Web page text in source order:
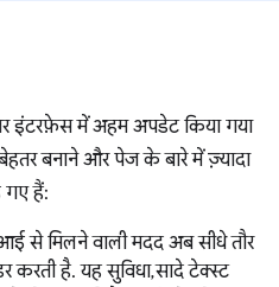
इंटरफ़ेस में अहम अपडेट किया गया
बनाने और पेज के बारे में ज़्यादा
गए हैं:
से मिलने वाली मदद अब सीधे तौर
करती है. यह सुविधा, सादे टेक्स्ट